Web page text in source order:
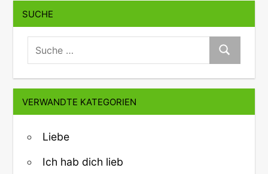
SUCHE
suche:
Suche
VERWANDTE KATEGORIEN
Liebe
Ich hab dich lieb